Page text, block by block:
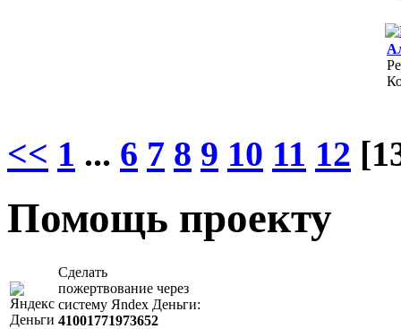
<< 1 ... 6 7 8 9 10 11 12
Помощь проекту
Сделать
пожертвование через
систeму Яndex Деньги:
41001771973652